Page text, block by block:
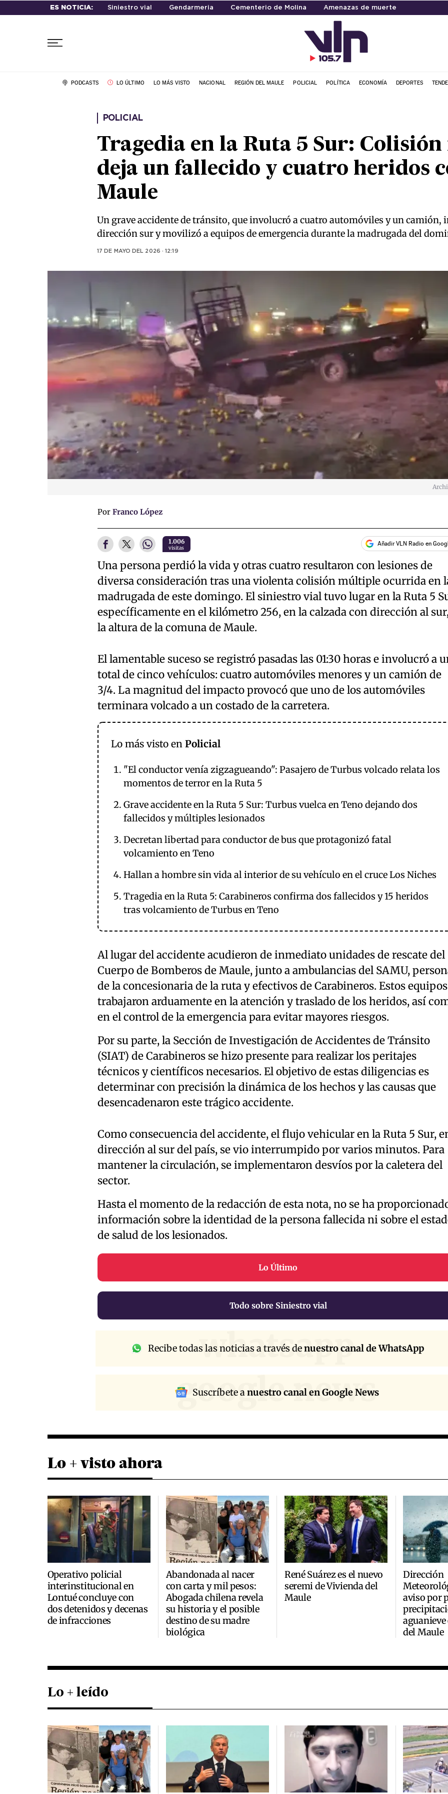
ES NOTICIA: Siniestro vial Gendarmeria Cementerio de Molina Amenazas de muerte
PODCASTS LO ÚLTIMO LO MÁS VISTO NACIONAL REGIÓN DEL MAULE POLICIAL POLÍTICA ECONOMÍA DEPORTES
POLICIAL
Tragedia en la Ruta 5 Sur:
deja un fallecido y cuatro heridos
Maule
Un grave accidente de tránsito, que involucró a cuatro automóviles y un
dirección sur y movilizó a equipos de emergencia durante la madrugada del
17 DE MAYO DEL 2026 · 12:19
Por Franco López
1.006
visitas
Añadir VLN Radio en
Una persona perdió la vida y otras cuatro resultaron con lesiones de
diversa consideración tras una violenta colisión múltiple ocurrida en
madrugada de este domingo. El siniestro vial tuvo lugar en la Ruta 5
específicamente en el kilómetro 256, en la calzada con dirección al
la altura de la comuna de Maule.
El lamentable suceso se registró pasadas las 01:30 horas e involucró a
total de cinco vehículos: cuatro automóviles menores y un camión de
3/4. La magnitud del impacto provocó que uno de los automóviles
terminara volcado a un costado de la carretera.
Lo más visto en Policial
"El conductor venía zigzagueando": Pasajero de Turbus volcado relata los
momentos de terror en la Ruta 5
Grave accidente en la Ruta 5 Sur: Turbus vuelca en Teno dejando dos
fallecidos y múltiples lesionados
Decretan libertad para conductor de bus que protagonizó fatal
volcamiento en Teno
Hallan a hombre sin vida al interior de su vehículo en el cruce Los Niches
Tragedia en la Ruta 5: Carabineros confirma dos fallecidos y 15 heridos
tras volcamiento de Turbus en Teno
Al lugar del accidente acudieron de inmediato unidades de rescate del
Cuerpo de Bomberos de Maule, junto a ambulancias del SAMU,
de la concesionaria de la ruta y efectivos de Carabineros. Estos equipos
trabajaron arduamente en la atención y traslado de los heridos, así
en el control de la emergencia para evitar mayores riesgos.
Por su parte, la Sección de Investigación de Accidentes de Tránsito
(SIAT) de Carabineros se hizo presente para realizar los peritajes
técnicos y científicos necesarios. El objetivo de estas diligencias es
determinar con precisión la dinámica de los hechos y las causas que
desencadenaron este trágico accidente.
Como consecuencia del accidente, el flujo vehicular en la Ruta 5 Sur,
dirección al sur del país, se vio interrumpido por varios minutos. Para
mantener la circulación, se implementaron desvíos por la caletera del
sector.
Hasta el momento de la redacción de esta nota, no se ha
información sobre la identidad de la persona fallecida ni sobre el
de salud de los lesionados.
Lo Último
Todo sobre Siniestro vial
whatsapp
Recibe todas las noticias a través denuestro canal de WhatsApp
google news
Suscríbete anuestro canal en Google News
Lo + visto ahora
Operativo policial
interinstitucional en
Lontué concluye con
dos detenidos y decenas
de infracciones
Abandonada al nacer
con carta y mil pesos:
Abogada chilena revela
su historia y el posible
destino de su madre
biológica
René Suárez es el nuevo
seremi de Vivienda del
Maule
Dirección
aviso por
del Maule
Lo + leído